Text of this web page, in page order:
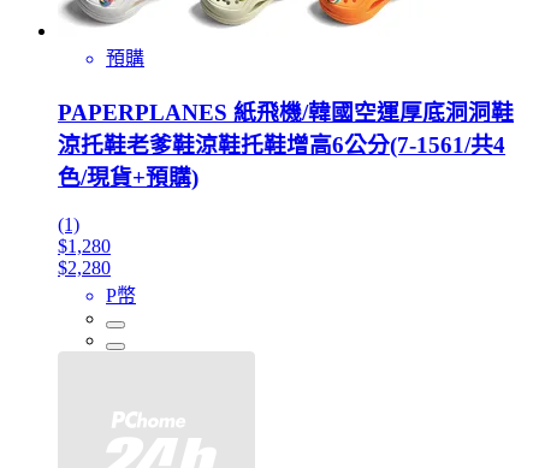
預購
PAPERPLANES 紙飛機/韓國空運厚底洞洞鞋
涼托鞋老爹鞋涼鞋托鞋增高6公分(7-1561/共4
色/現貨+預購)
(1)
$1,280
$2,280
P幣